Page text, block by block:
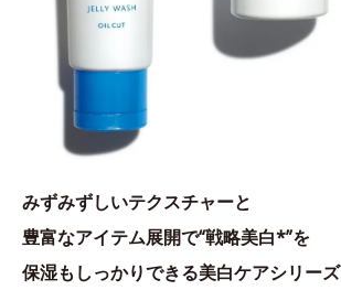
みずみずしいテクスチャーと
豊富なアイテム展開で“戦略美白*”を
保湿もしっかりできる美白ケアシリーズ